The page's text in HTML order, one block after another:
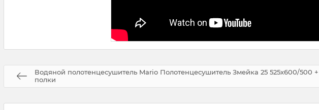
Водяной полотенцесушитель Mario Полотенцесушитель Змейка 25 525х600/500 +
полки